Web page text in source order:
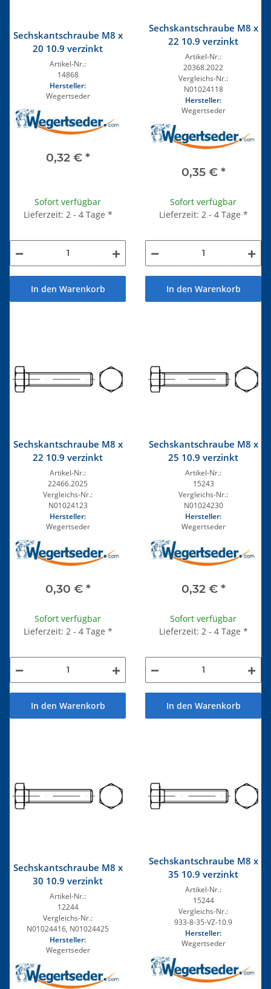
Sechskantschraube M8 x
20 10.9 verzinkt
Artikel-Nr.:
14868
Hersteller:
Wegertseder
0,32 € *
Sofort verfügbar
Lieferzeit: 2 - 4 Tage *
In den Warenkorb
Sechskantschraube M8 x
22 10.9 verzinkt
Artikel-Nr.:
20368.2022
Vergleichs-Nr.:
N01024118
Hersteller:
Wegertseder
0,35 € *
Sofort verfügbar
Lieferzeit: 2 - 4 Tage *
In den Warenkorb
Sechskantschraube M8 x
22 10.9 verzinkt
Artikel-Nr.:
22466.2025
Vergleichs-Nr.:
N01024123
Hersteller:
Wegertseder
0,30 € *
Sofort verfügbar
Lieferzeit: 2 - 4 Tage *
In den Warenkorb
Sechskantschraube M8 x
25 10.9 verzinkt
Artikel-Nr.:
15243
Vergleichs-Nr.:
N01024230
Hersteller:
Wegertseder
0,32 € *
Sofort verfügbar
Lieferzeit: 2 - 4 Tage *
In den Warenkorb
Sechskantschraube M8 x
30 10.9 verzinkt
Artikel-Nr.:
12244
Vergleichs-Nr.:
N01024416, N01024425
Hersteller:
Wegertseder
Sechskantschraube M8 x
35 10.9 verzinkt
Artikel-Nr.:
15244
Vergleichs-Nr.:
933-8-35-VZ-10.9
Hersteller:
Wegertseder